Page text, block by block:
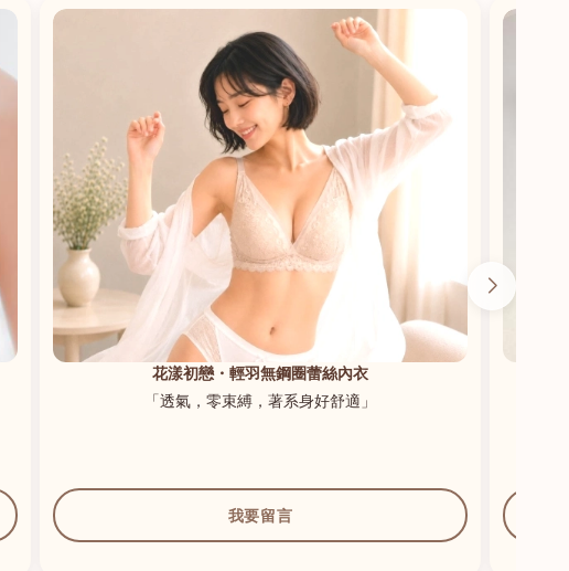
花漾初戀・輕羽無鋼圈蕾絲內衣
「透氣，零束縛，著系身好舒適」
我要留言